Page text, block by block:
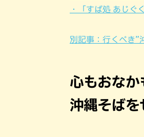
・「すば処 あじぐ
別記事：行くべき”
心もおなか
沖縄そばを